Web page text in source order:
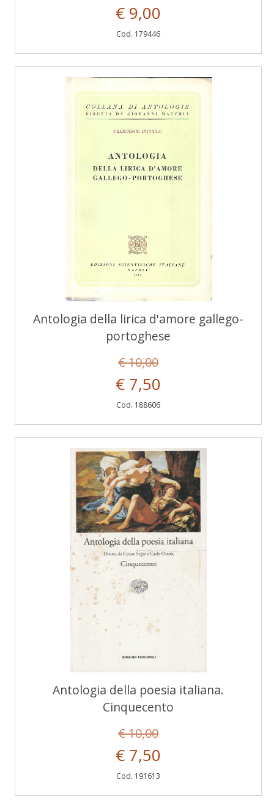
€ 9,00
Cod. 179446
Antologia della lirica d'amore gallego-
portoghese
€ 10,00
€ 7,50
Cod. 188606
Antologia della poesia italiana.
Cinquecento
€ 10,00
€ 7,50
Cod. 191613